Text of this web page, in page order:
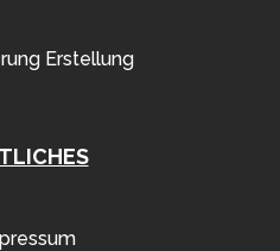
Erstellung